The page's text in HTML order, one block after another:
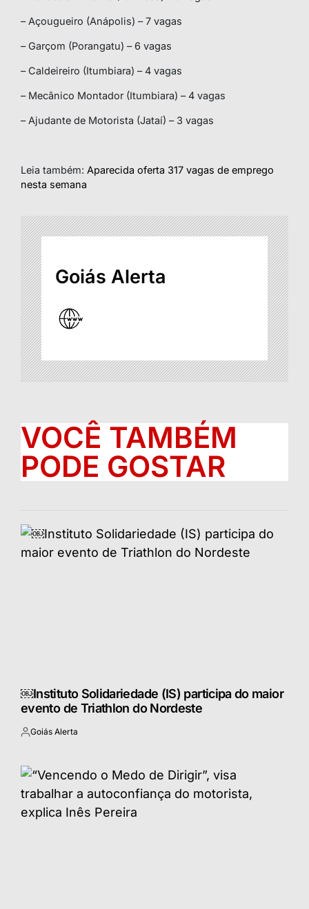
– Açougueiro (Anápolis) – 7 vagas
– Garçom (Porangatu) – 6 vagas
– Caldeireiro (Itumbiara) – 4 vagas
– Mecânico Montador (Itumbiara) – 4 vagas
– Ajudante de Motorista (Jataí) – 3 vagas
Leia também: Aparecida oferta 317 vagas de emprego
nesta semana
Goiás Alerta
VOCÊ TAMBÉM
PODE GOSTAR
￼Instituto Solidariedade (IS) participa do maior
evento de Triathlon do Nordeste
Postado
Goiás Alerta